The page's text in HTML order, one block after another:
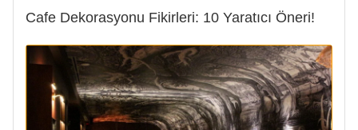
Cafe Dekorasyonu Fikirleri: 10 Yaratıcı Öneri!